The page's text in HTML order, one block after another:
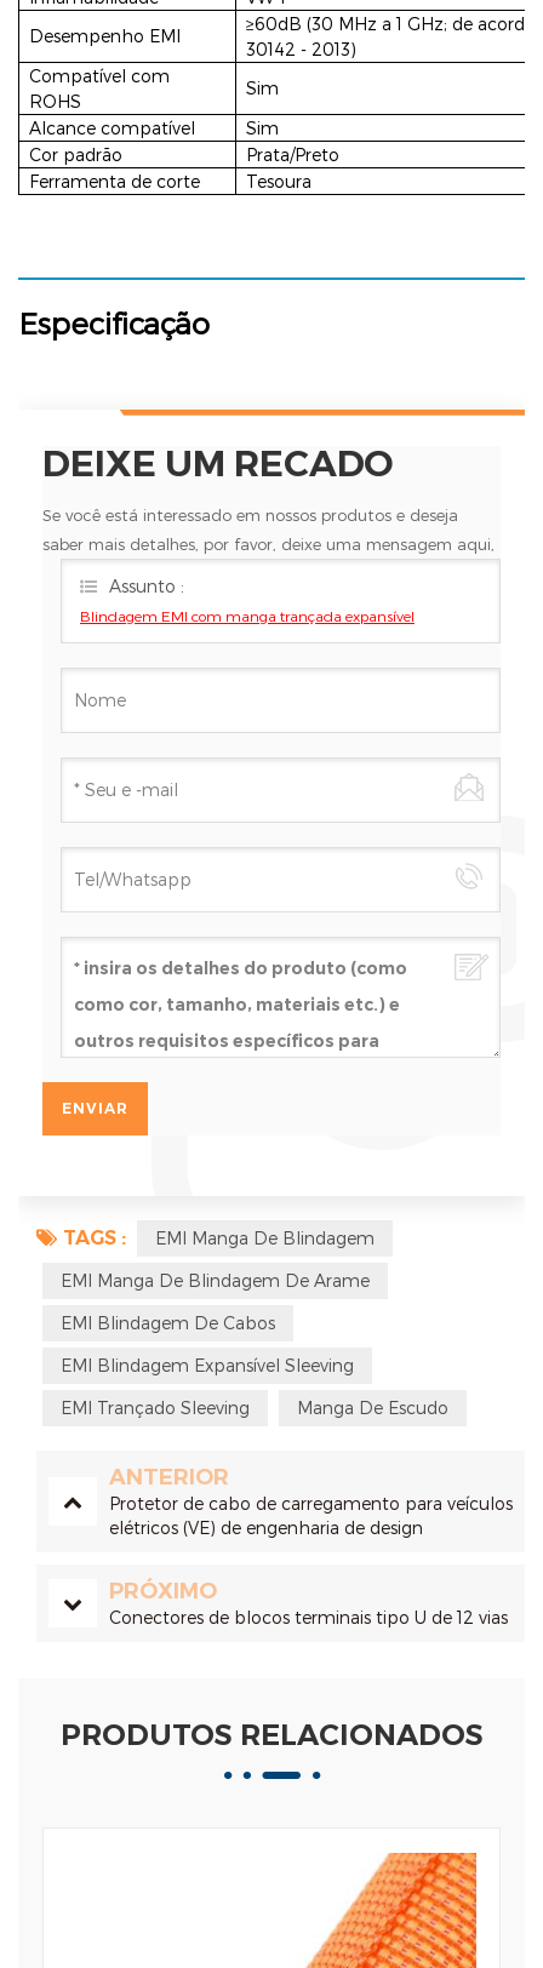
Desempenho EMI
≥60dB (30 MHz a 1 GHz; de
30142 - 2013)
Compatível com
ROHS
Sim
Alcance compatível
Sim
Cor padrão
Prata/Preto
Ferramenta de corte
Tesoura
Especificação
DEIXE UM RECADO
Se você está interessado em nossos produtos e deseja
saber mais detalhes, por favor, deixe uma mensagem aqui,
Assunto :
Blindagem EMI com manga trançada expansível
TAGS : EMI Manga De Blindagem
EMI Manga De Blindagem De Arame
EMI Blindagem De Cabos
EMI Blindagem Expansível Sleeving
EMI Trançado Sleeving Manga De Escudo
ANTERIOR
Protetor de cabo de carregamento para veículos
elétricos (VE) de engenharia de design
PRÓXIMO
Conectores de blocos terminais tipo U de 12 vias
PRODUTOS RELACIONADOS